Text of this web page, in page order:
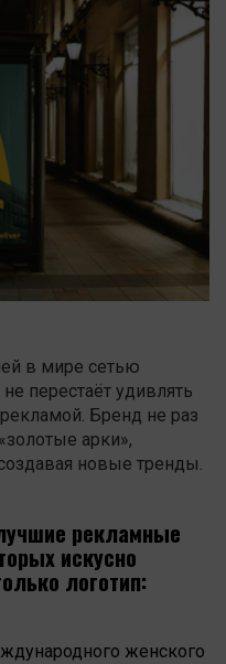
в мире сетью
перестаёт удивлять
Бренд не раз
арки»,
новые тренды.
рекламные
искусно
логотип:
женского